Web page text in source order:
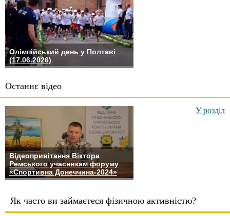
Олімпійський день у Полтаві
(17.06.2026)
Останнє відео
Відеопривітання Віктора
Ремського учасникам форуму
«Спортивна Донеччина-2024»
У розділ
Як часто ви займаєтеся фізичною активністю?